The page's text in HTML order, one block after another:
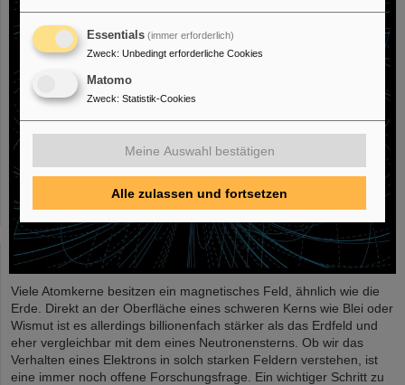
Viele Atomkerne besitzen ein magnetisches Feld, ähnlich wie die
Erde. Direkt an der Oberfläche eines schweren Kerns wie Blei oder
Wismut ist es allerdings billionenfach stärker als das Erdfeld und
eher vergleichbar mit dem eines Neutronensterns. Ob wir das
Verhalten eines Elektrons in solch starken Feldern verstehen, ist
eine immer noch offene Forschungsfrage. Ein wichtiger Schritt zu
Essentials (immer erforderlich)
Zweck: Unbedingt erforderliche Cookies
Matomo
Zweck: Statistik-Cookies
Meine Auswahl bestätigen
Alle zulassen und fortsetzen